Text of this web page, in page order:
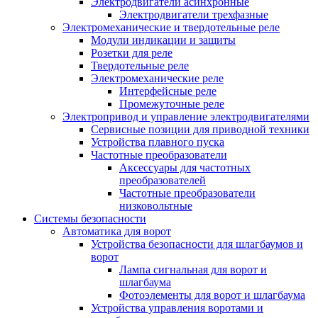
Электродвигатели трехфазные
Электромеханические и твердотельные реле
Модули индикации и защиты
Розетки для реле
Твердотельные реле
Электромеханические реле
Интерфейсные реле
Промежуточные реле
Электропривод и управление электродвигателями
Сервисные позиции для приводной техники
Устройства плавного пуска
Частотные преобразователи
Аксессуары для частотных
преобразователей
Частотные преобразователи
низковольтные
Системы безопасности
Автоматика для ворот
Устройства безопасности для шлагбаумов и
ворот
Лампа сигнальная для ворот и
шлагбаума
Фотоэлементы для ворот и шлагбаума
Устройства управления воротами и